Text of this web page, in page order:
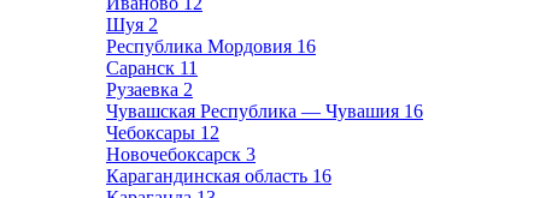
Шуя 2
Республика Мордовия 16
Саранск 11
Рузаевка 2
Чувашская Республика — Чувашия 16
Чебоксары 12
Новочебоксарск 3
Карагандинская область 16